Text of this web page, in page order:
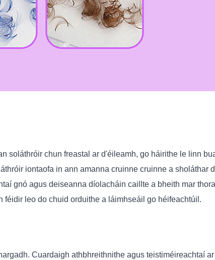
soláthróir chun freastal ar d'éileamh, go háirithe le linn
iontaofa in ann amanna cruinne cruinne a
gnó agus deiseanna díolacháin caillte a bheith mar
féidir leo do chuid orduithe a láimhseáil go héifeachtúil.
Cuardaigh athbhreithnithe agus teistiméireachtaí